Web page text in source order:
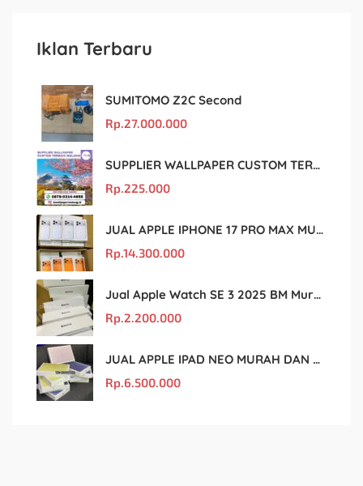
Iklan Terbaru
SUMITOMO Z2C Second
Rp.27.000.000
SUPPLIER WALLPAPER CUSTOM TERBAIK MALANG
Rp.225.000
JUAL APPLE IPHONE 17 PRO MAX MURAH DAN ORIGINAL
Rp.14.300.000
Jual Apple Watch SE 3 2025 BM Murah Dan original
Rp.2.200.000
JUAL APPLE IPAD NEO MURAH DAN ORIGINAL
Rp.6.500.000